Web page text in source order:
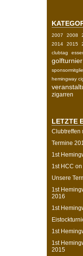
2007 2008
2014
2015
clubtag
golfturnier
hemingway
zigarren
LETZTE
Clubtreffen
Termine
1st
1st HCC
Unsere
1st
2016
1st
1st
1st
2015